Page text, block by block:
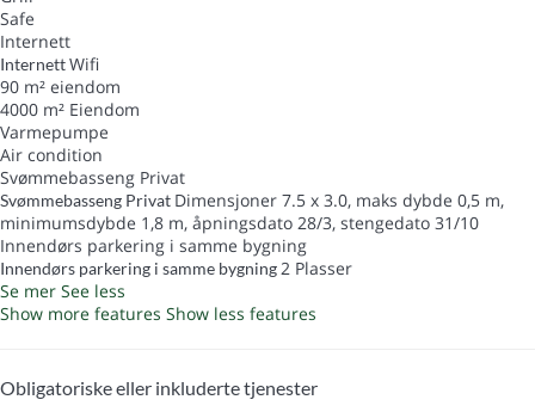
Safe
Internett
InternettWifi
90 m² eiendom
4000 m² Eiendom
Varmepumpe
Air condition
Svømmebasseng Privat
Svømmebasseng Privat Dimensjoner 7.5 x 3.0, maks dybde 0,5 m,
minimumsdybde 1,8 m, åpningsdato 28/3, stengedato 31/10
Innendørs parkering i samme bygning
Innendørs parkering i samme bygning2 Plasser
Se mer See less
Show more features Show less features
Obligatoriske eller inkluderte tjenester